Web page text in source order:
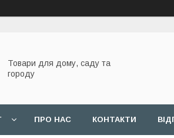
Товари для дому, саду та
городу
ПРО НАС КОНТАКТИ